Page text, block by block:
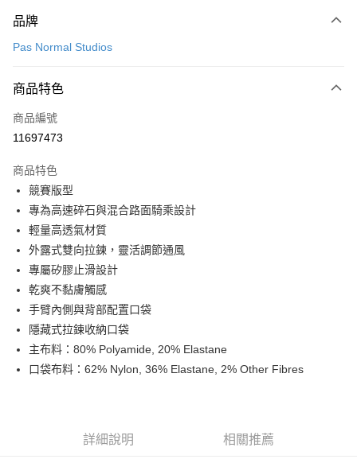
信用卡一次付款
LINE Pay
Apple Pay
運送方式
全家店到店
每筆NT$80，滿NT$10,000(含以上)免運費
付款後全家取貨
每筆NT$80，滿NT$10,000(含以上)免運費
7-11店到店
每筆NT$80，滿NT$10,000(含以上)免運費
付款後7-11取貨
每筆NT$130，滿NT$10,000(含以上)免運費
品牌
Pas Normal Studios
商品特色
商品編號
11697473
商品特色
競賽版型
專為高速碎石與混合路面騎乘設計
輕量高透氣材質
外露式雙向拉鍊，靈活調節通風
專屬矽膠止滑設計
乾爽不黏膚觸感
手臂內側與背部配置口袋
隱藏式拉鍊收納口袋
主布料：80% Polyamide, 20% Elastane
口袋布料：62% Nylon, 36% Elastane, 2% Other Fibres
詳細說明 相關推薦